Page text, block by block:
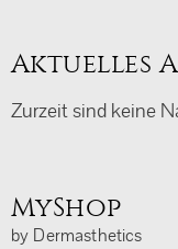
Aktuelles
Zurzeit sind keine
MyShop
by Dermasthetics